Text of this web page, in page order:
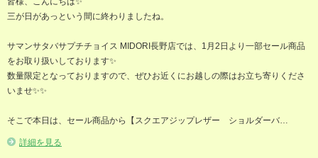
三が日があっという間に終わりましたね。
サマンサタバサプチチョイス MIDORI長野店では、1月2日より一部セール商品
をお取り扱いしております✨
数量限定となっておりますので、ぜひお近くにお越しの際はお立ち寄りくださ
いませ✨✨
そこで本日は、セール商品から【スクエアジップレザー ショルダーバ…
詳細を見る